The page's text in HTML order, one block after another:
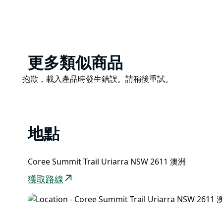
Product
List
更多類似商品
Product
抱歉，載入產品時發生錯誤。請稍後重試。
地點
Coree Summit Trail Uriarra NSW 2611 澳洲
獲取路線